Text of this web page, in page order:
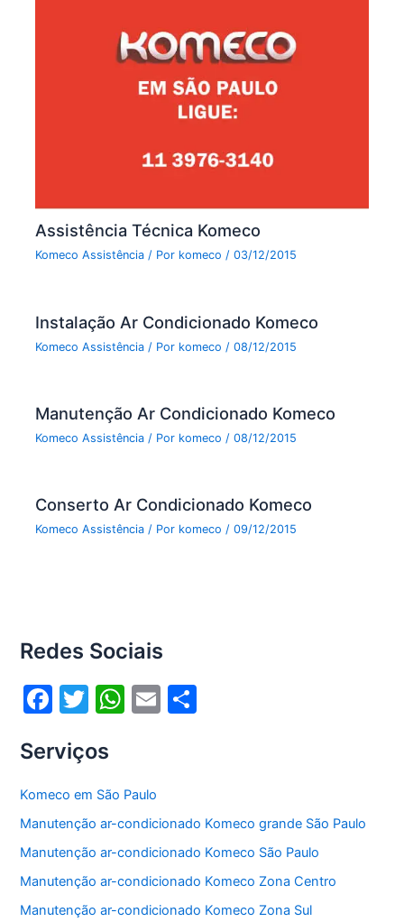
Assistência Técnica Komeco
Komeco Assistência / Por komeco/03/12/2015
Instalação Ar Condicionado Komeco
Komeco Assistência / Por komeco /08/12/2015
Manutenção Ar Condicionado Komeco
Komeco Assistência / Por komeco /08/12/2015
Conserto Ar Condicionado Komeco
Komeco Assistência / Por komeco/09/12/2015
Redes Sociais
F
c
e
b
o
o
k
T
itt
er
W
s
A
p
p
E
Serviços
Komeco em São Paulo
Manutenção ar-condicionado Komeco grande São Paulo
Manutenção ar-condicionado Komeco São Paulo
Manutenção ar-condicionado Komeco Zona Centro
Manutenção ar-condicionado Komeco Zona Sul